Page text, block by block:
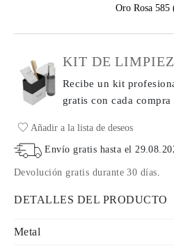
Oro Rosa 585
KIT DE
Recibe un kit
gratis con cada compra
Añadir a la lista de deseos
Envío gratis hasta el
Devolución gratis durante 30 días.
DETALLES DEL PRODUCTO
Metal